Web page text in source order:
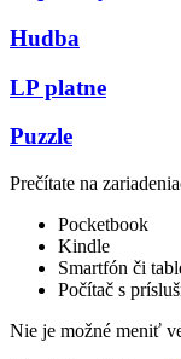
Hudba
LP platne
Puzzle
Prečítate na
Pocketbook
Kindle
Smartfón či
Počítač s
Nie je možné meniť